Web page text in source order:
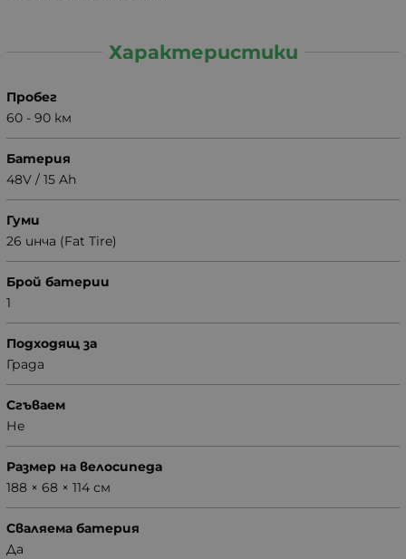
Характеристики
Пробег
60 - 90 км
Батерия
48V / 15 Ah
Гуми
26 инча (Fat Tire)
Брой батерии
1
Подходящ за
Града
Сгъваем
Не
Размер на велосипеда
188 × 68 × 114 см
Сваляема батерия
Да